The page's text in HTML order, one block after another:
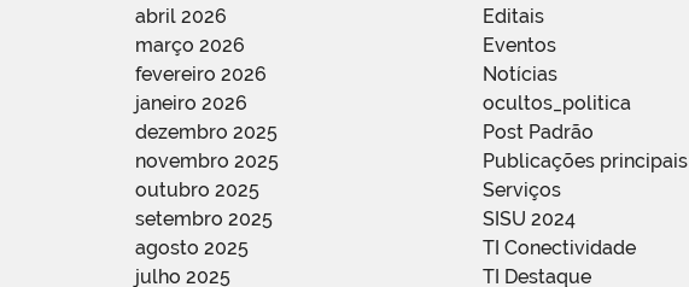
abril 2026
março 2026
fevereiro 2026
janeiro 2026
dezembro 2025
novembro 2025
outubro 2025
setembro 2025
agosto 2025
julho 2025
Editais
Eventos
Notícias
ocultos_politica
Post Padrão
Publicações principais
Serviços
SISU 2024
TI Conectividade
TI Destaque